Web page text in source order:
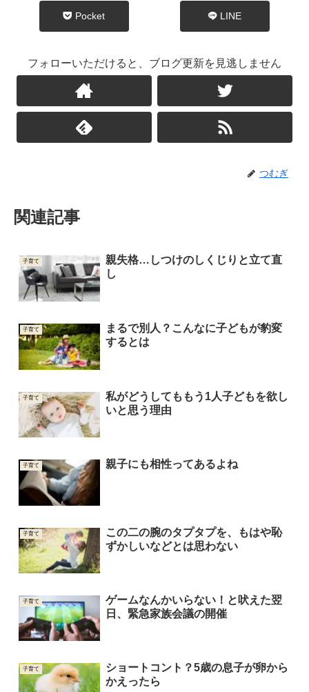
Pocket LINE
フォローいただけると、ブログ更新を見逃しません
つむぎ
関連記事
子育て
親失格…しつけのしくじりと立て直
し
子育て
まるで別人？こんなに子どもが豹変
するとは
子育て
私がどうしてももう1人子どもを欲し
いと思う理由
子育て 親子にも相性ってあるよね
子育て
この二の腕のタプタプを、もはや恥
ずかしいなどとは思わない
子育て
ゲームなんかいらない！と吠えた翌
日、緊急家族会議の開催
子育て
ショートコント？5歳の息子が卵から
かえったら